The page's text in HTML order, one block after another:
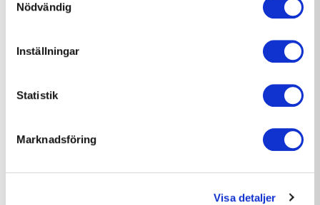
Nödvändig
Inställningar
Statistik
Marknadsföring
Visa detaljer
Renoveringen omfattar:
Byte av värme-, tappvatten- och